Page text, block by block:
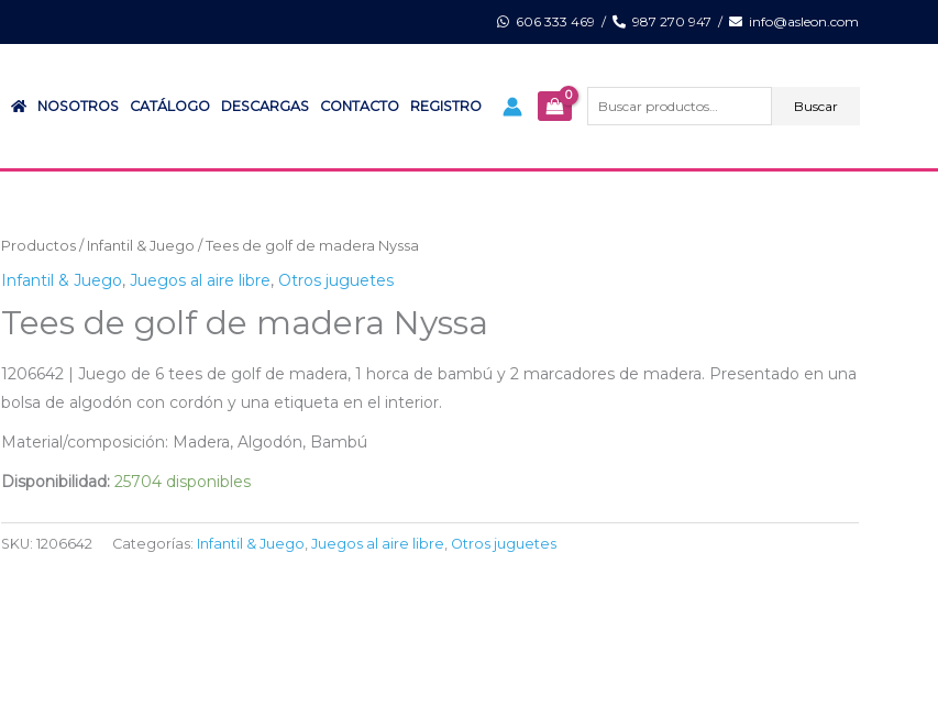
606 333 469 / 987 270 947 / info@asleon.com
NOSOTROS CATÁLOGO DESCARGAS CONTACTO REGISTRO
por:
Buscar
Productos / Infantil & Juego / Tees de golf de madera Nyssa
Infantil & Juego, Juegos al aire libre, Otros juguetes
Tees de golf de madera Nyssa
1206642 | Juego de 6 tees de golf de madera, 1 horca de bambú y 2 marcadores de madera. Presentado en una
bolsa de algodón con cordón y una etiqueta en el interior.
Material/composición: Madera, Algodón, Bambú
Disponibilidad: 25704 disponibles
SKU: 1206642 Categorías: Infantil & Juego Juegos al aire libre Otros juguetes